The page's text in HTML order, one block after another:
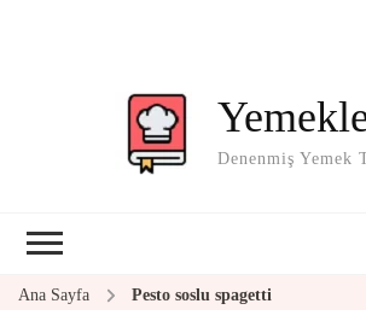
Denenmiş Yemek
Ana Sayfa Pesto soslu spagetti